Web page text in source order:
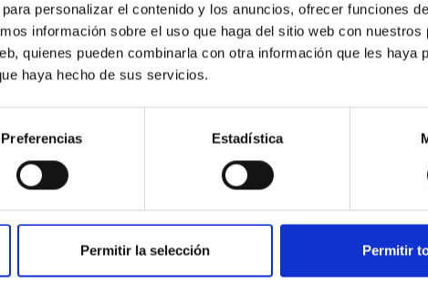
personalizar el contenido y los anuncios, ofrecer funciones
información sobre el uso que haga del sitio web con nuestros
quienes pueden combinarla con otra información que les haya
haya hecho de sus servicios.
Preferencias Estadística
Permitir la selección Permitir
de cielo nocturno
brillo de cielo es la medida habitual de
brilla el cielo nocturno en una noche
sin luna. Es una medida de la calidad del
de